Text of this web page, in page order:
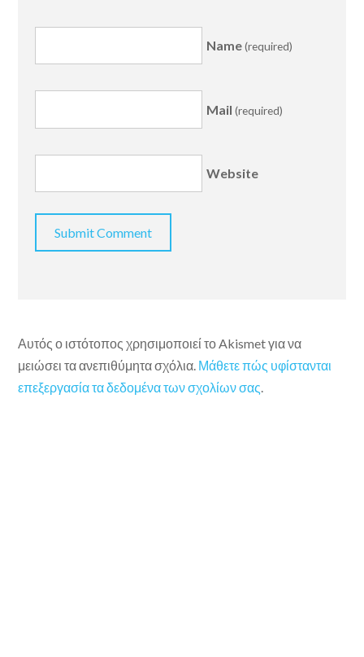
Name(required)
Mail (required)
Website
Αυτός ο ιστότοπος χρησιμοποιεί το Akismet για να
μειώσει τα ανεπιθύμητα σχόλια. Μάθετε πώς υφίστανται
επεξεργασία τα δεδομένα των σχολίων σας.